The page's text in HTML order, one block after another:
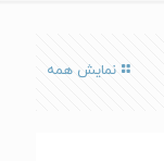
نمایش همه